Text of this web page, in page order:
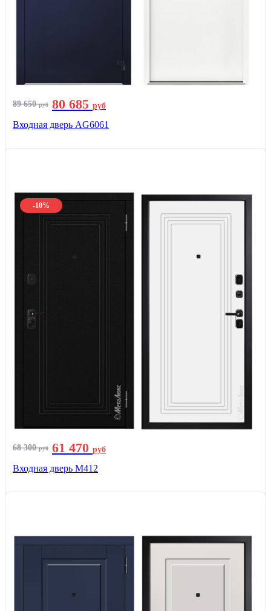
89 650руб 80 685 руб
Входная дверь AG6061
-10%
68 300руб 61 470 руб
Входная дверь М412